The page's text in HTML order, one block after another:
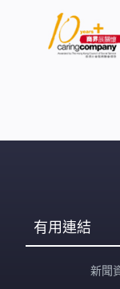
有用連結
新聞